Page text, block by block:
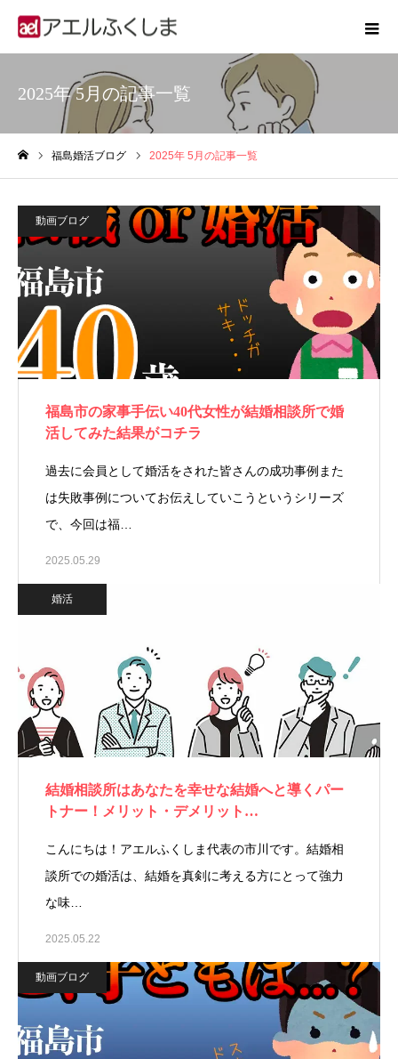
2025年 5月の記事一覧
福島婚活ブログ 2025年 5月の記事一覧
動画ブログ
福島市の家事手伝い40代女性が結婚相談所で婚
活してみた結果がコチラ
過去に会員として婚活をされた皆さんの成功事例また
は失敗事例についてお伝えしていこうというシリーズ
で、今回は福…
2025.05.29
婚活
結婚相談所はあなたを幸せな結婚へと導くパー
トナー！メリット・デメリット…
こんにちは！アエルふくしま代表の市川です。結婚相
談所での婚活は、結婚を真剣に考える方にとって強力
な味…
2025.05.22
動画ブログ